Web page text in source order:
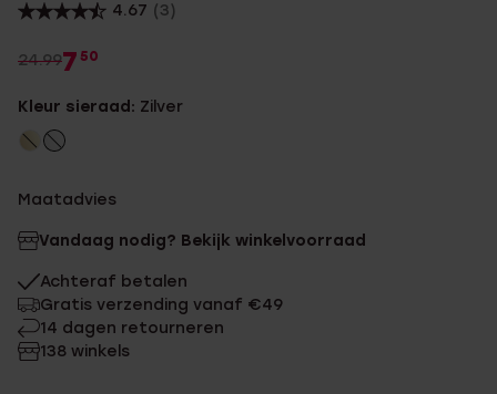
4.67 (3)
24.997 50
Kleur sieraad: Zilver
Maatadvies
Vandaag nodig? Bekijk winkelvoorraad
Achteraf betalen
Gratis verzending vanaf €49
14 dagen retourneren
138 winkels